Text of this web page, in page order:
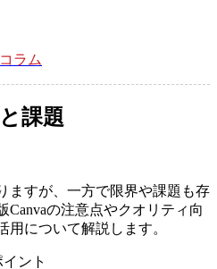
ラム
課題
ますが、一方で限界や課題も存
の注意点やクオリティ向
用について解説します。
ント